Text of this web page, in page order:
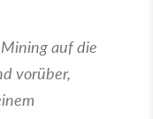
auf die
vorüber,